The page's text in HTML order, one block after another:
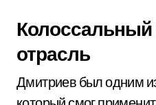
Колоссальный
отрасль
Дмитриев был одним